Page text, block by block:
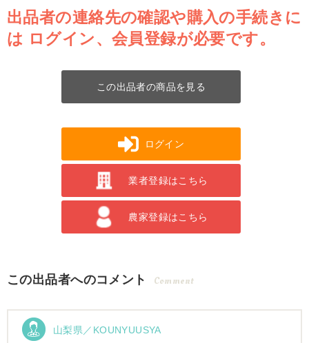
出品者の連絡先の確認や購入の手続きに
は ログイン、会員登録が必要です。
この出品者の商品を見る
ログイン
業者登録はこちら
農家登録はこちら
この出品者へのコメント Comment
山梨県／KOUNYUUSYA